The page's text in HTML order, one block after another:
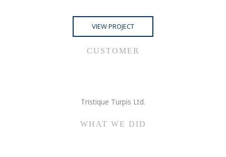
VIEW PROJECT
CUSTOMER
Tristique Turpis Ltd.
WHAT WE DID